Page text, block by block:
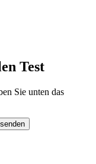
Test
Sie unten das